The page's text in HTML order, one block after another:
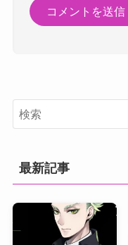
最新記事